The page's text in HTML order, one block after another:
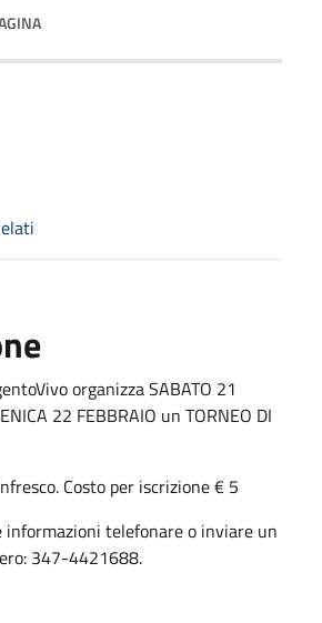
organizza SABATO 21
22 FEBBRAIO un TORNEO DI
Costo per iscrizione € 5
informazioni telefonare o inviare un
347-4421688.